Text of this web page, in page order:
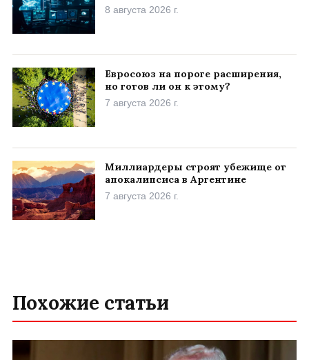
8 августа 2026 г.
Евросоюз на пороге расширения,
но готов ли он к этому?
7 августа 2026 г.
Миллиардеры строят убежище от
апокалипсиса в Аргентине
7 августа 2026 г.
Похожие статьи